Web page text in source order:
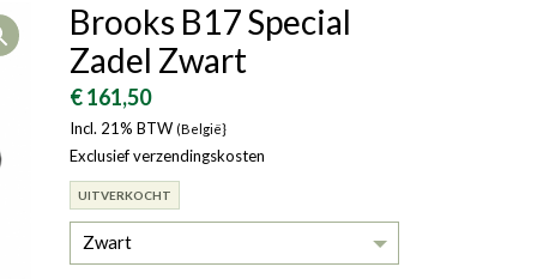
Slovenië Italië
Denemarken
Bulgarije
Open
Brooks B17 Special
Zadel Zwart
€ 161,50
Incl. 21% BTW (België}
Exclusief verzendingskosten
UITVERKOCHT
Zwart